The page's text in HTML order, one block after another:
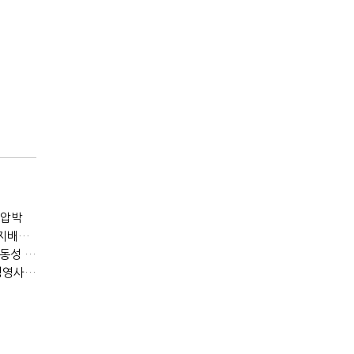
박
[IB토마토]아워홈 떠난 구미현, 본느에 340억 베팅…가족 지배체제 구축
[IB토마토](Deal모니터)롯데리츠, 회사채 발행…빠듯한 유동성 차환으로 대응
[IB토마토](공시톺아보기)투자판단 공시, 무엇이 '중요한 경영사항'일까